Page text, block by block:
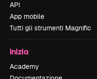
API
App mobile
Tutti gli strumenti Magnific
Inizia
Academy